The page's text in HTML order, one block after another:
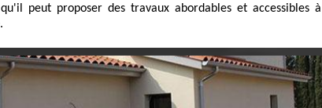
qu'il peut proposer des travaux abordables et accessibles à